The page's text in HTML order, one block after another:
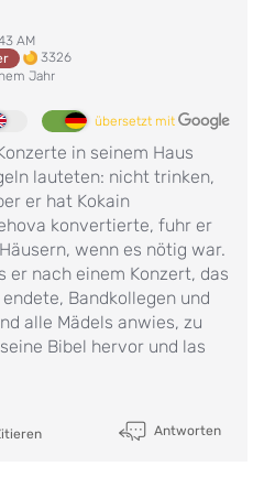
AM
3326
Jahr
übersetzt mit
in seinem Haus
lauteten: nicht trinken,
er hat Kokain
konvertierte, fuhr er
wenn es nötig war.
er nach einem Konzert, das
Bandkollegen und
alle Mädels anwies, zu
Bibel hervor und las
Antworten